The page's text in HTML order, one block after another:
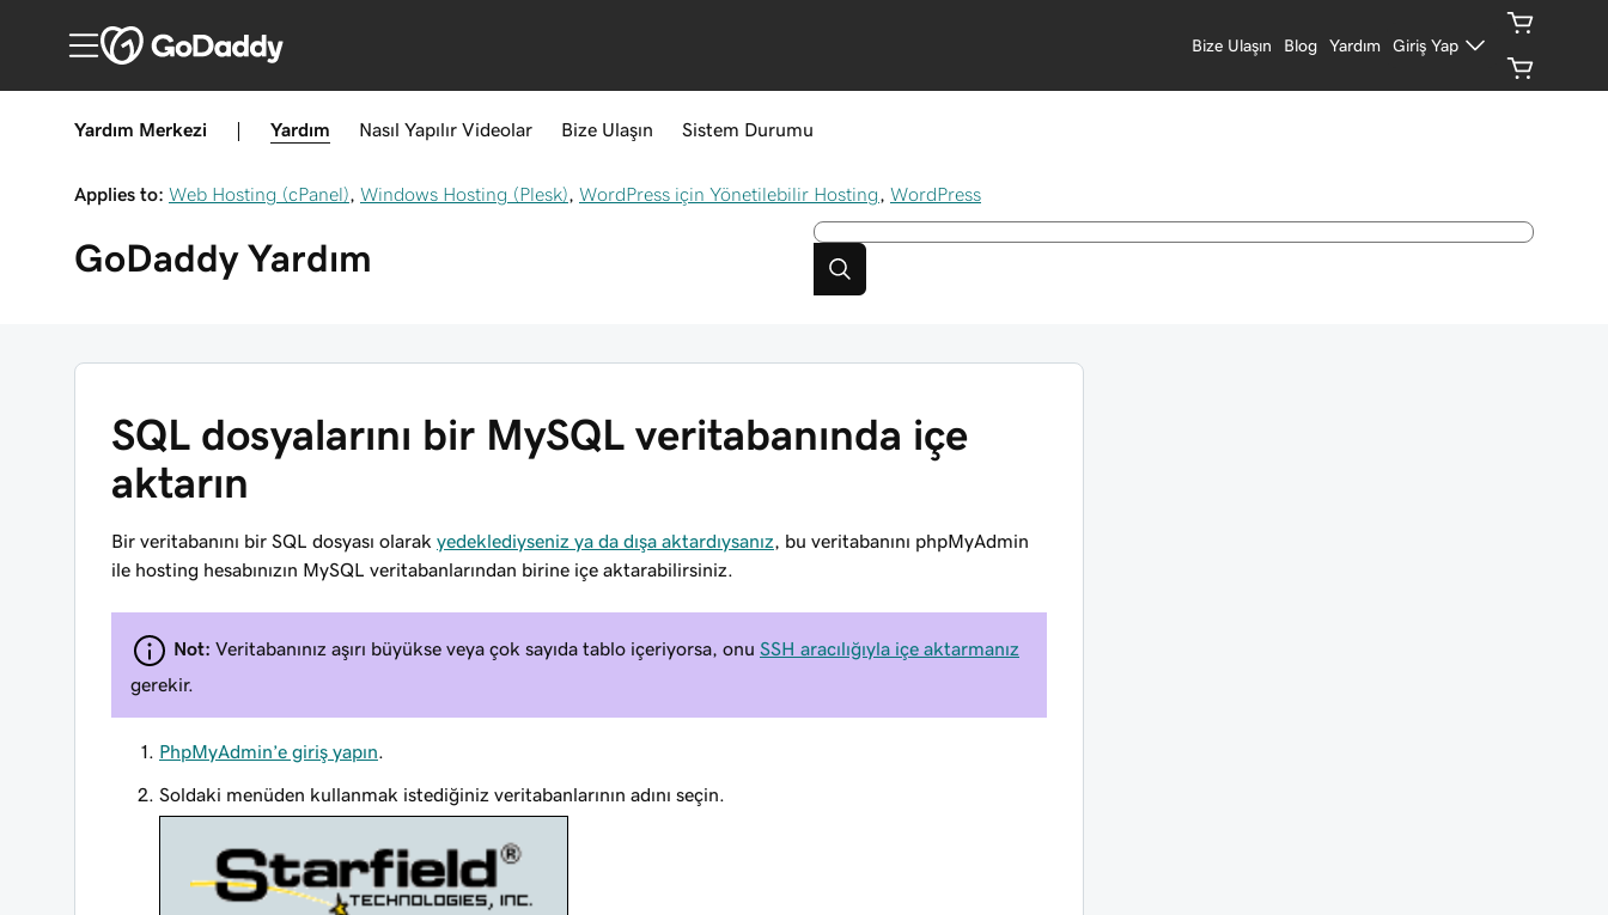
Bize Ulaşın Blog Yardım Giriş Yap
Yardım Merkezi Yardım Nasıl Yapılır Videolar Bize Ulaşın Sistem Durumu
Applies to: Web Hosting (cPanel) Windows Hosting (Plesk) WordPress için Yönetilebilir Hosting WordPress
GoDaddy Yardım
SQL dosyalarını bir MySQL veritabanında içe
aktarın
Bir veritabanını bir SQL dosyası olarak yedeklediyseniz ya da dışa aktardıysanız , bu veritabanını phpMyAdmin
ile hosting hesabınızın MySQL veritabanlarından birine içe aktarabilirsiniz.
Not: Veritabanınız aşırı büyükse veya çok sayıda tablo içeriyorsa, onu SSH aracılığıyla içe aktarmanız
gerekir.
PhpMyAdmin’e giriş yapın
Soldaki menüden kullanmak istediğiniz veritabanlarının adını seçin.